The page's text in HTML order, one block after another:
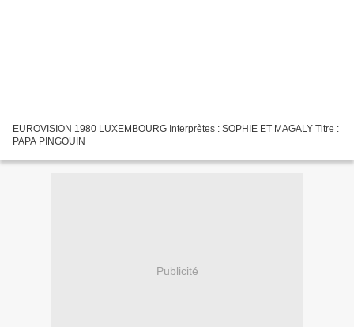
EUROVISION 1980 LUXEMBOURG Interprètes : SOPHIE ET MAGALY Titre :
PAPA PINGOUIN
Publicité